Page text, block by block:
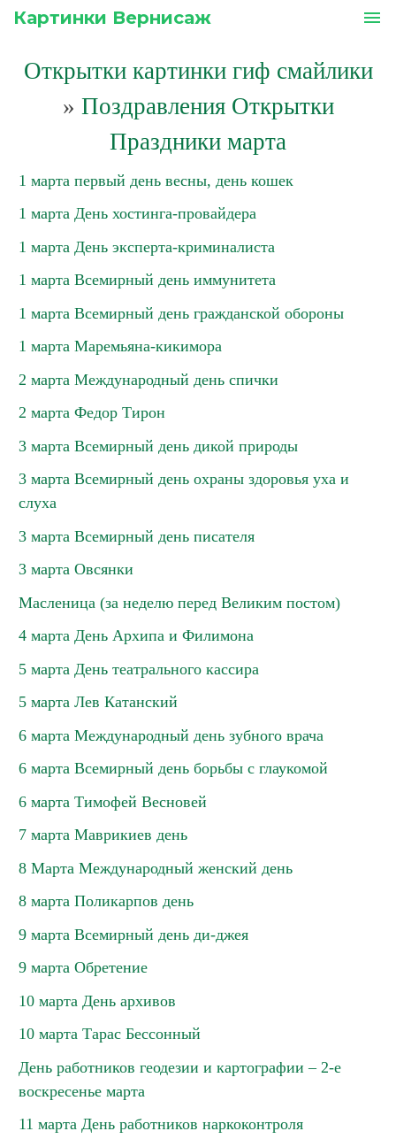
Картинки Вернисаж menu
Открытки картинки гиф смайлики
» Поздравления Открытки
Праздники марта
1 марта первый день весны, день кошек
1 марта День хостинга-провайдера
1 марта День эксперта-криминалиста
1 марта Всемирный день иммунитета
1 марта Всемирный день гражданской обороны
1 марта Маремьяна-кикимора
2 марта Международный день спички
2 марта Федор Тирон
3 марта Всемирный день дикой природы
3 марта Всемирный день охраны здоровья уха и
слуха
3 марта Всемирный день писателя
3 марта Овсянки
Масленица (за неделю перед Великим постом)
4 марта День Архипа и Филимона
5 марта День театрального кассира
5 марта Лев Катанский
6 марта Международный день зубного врача
6 марта Всемирный день борьбы с глаукомой
6 марта Тимофей Весновей
7 марта Маврикиев день
8 Марта Международный женский день
8 марта Поликарпов день
9 марта Всемирный день ди-джея
9 марта Обретение
10 марта День архивов
10 марта Тарас Бессонный
День работников геодезии и картографии – 2-е
воскресенье марта
11 марта День работников наркоконтроля